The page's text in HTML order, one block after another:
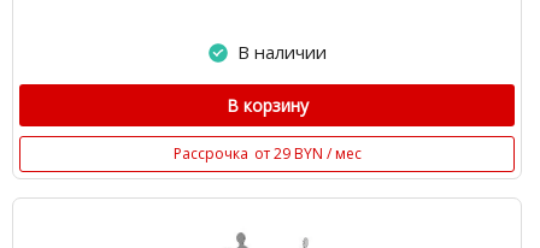
В наличии
В корзину
Рассрочка от 29 BYN / мес